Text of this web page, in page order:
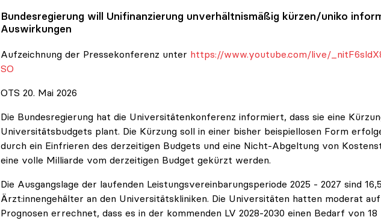
Bundesregierung will Unifinanzierung unverhältnismäßig kürzen/uniko
Auswirkungen
Aufzeichnung der Pressekonferenz unter https://www.youtube.com/live/
SO
OTS 20. Mai 2026
Die Bundesregierung hat die Universitätenkonferenz informiert, dass sie eine
Universitätsbudgets plant. Die Kürzung soll in einer bisher beispiellosen Form
durch ein Einfrieren des derzeitigen Budgets und eine Nicht-Abgeltung von
eine volle Milliarde vom derzeitigen Budget gekürzt werden.
Die Ausgangslage der laufenden Leistungsvereinbarungsperiode 2025 - 2027 sind
Ärzt:innengehälter an den Universitätskliniken. Die Universitäten hatten moderat
Prognosen errechnet, dass es in der kommenden LV 2028-2030 einen Bedarf von